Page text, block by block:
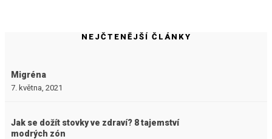
NEJČTENĚJŠÍ ČLÁNKY
Migréna
7. května, 2021
Jak se dožít stovky ve zdraví? 8 tajemství
modrých zón